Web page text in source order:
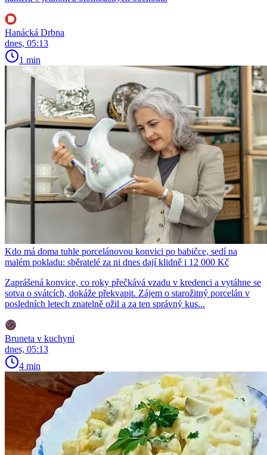
Hanácká Drbna
dnes, 05:13
1 min
Kdo má doma tuhle porcelánovou konvici po babičce, sedí na
malém pokladu: sběratelé za ni dnes dají klidně i 12 000 Kč
Zaprášená konvice, co roky přečkává vzadu v kredenci a vytáhne se
sotva o svátcích, dokáže překvapit. Zájem o starožitný porcelán v
posledních letech znatelně ožil a za ten správný kus...
Bruneta v kuchyni
dnes, 05:13
4 min